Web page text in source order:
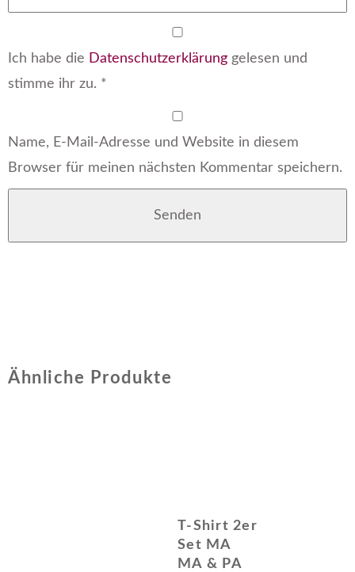
Ich habe die Datenschutzerklärung gelesen und
stimme ihr zu. *
Name, E-Mail-Adresse und Website in diesem
Browser für meinen nächsten Kommentar speichern.
Ähnliche Produkte
T-Shirt 2er
Set MA
MA & PA